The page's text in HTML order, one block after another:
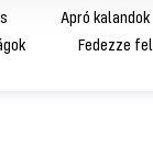
Apró kalandok
Fedezze fel